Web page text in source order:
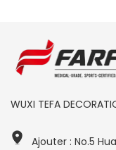
WUXI TEFA
Ajouter : No.5